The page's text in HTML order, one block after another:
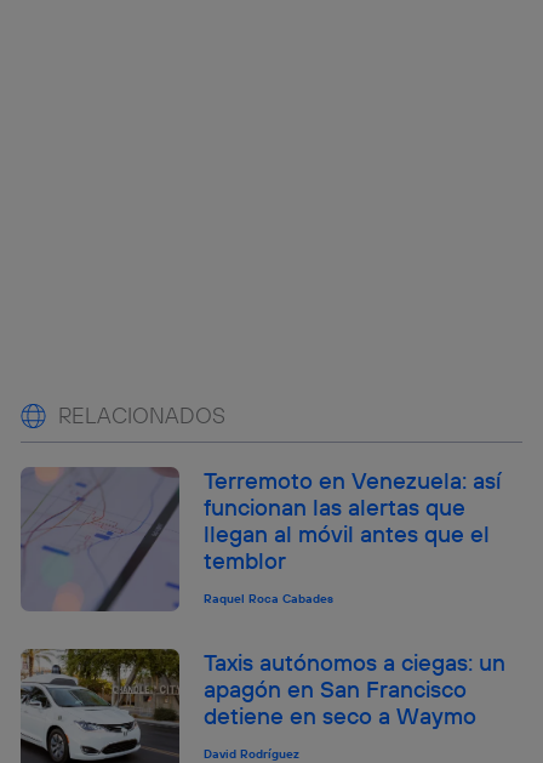
RELACIONADOS
Terremoto en Venezuela: así
funcionan las alertas que
llegan al móvil antes que el
temblor
Raquel Roca Cabades
Taxis autónomos a ciegas: un
apagón en San Francisco
detiene en seco a Waymo
David Rodríguez